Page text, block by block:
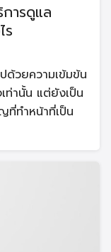
ารดูแล
ร
ด้วยความเข้มข้น
ท่านั้น แต่ยังเป็น
ทำหน้าที่เป็น